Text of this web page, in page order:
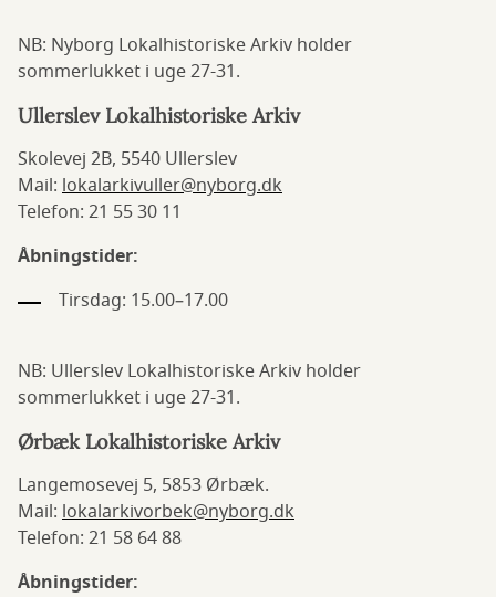
NB: Nyborg Lokalhistoriske Arkiv holder
sommerlukket i uge 27-31.
Ullerslev Lokalhistoriske Arkiv
Skolevej 2B, 5540 Ullerslev
Mail: lokalarkivuller@nyborg.dk
Telefon: 21 55 30 11
Åbningstider:
Tirsdag: 15.00–17.00
NB: Ullerslev Lokalhistoriske Arkiv holder
sommerlukket i uge 27-31.
Ørbæk Lokalhistoriske Arkiv
Langemosevej 5, 5853 Ørbæk.
Mail: lokalarkivorbek@nyborg.dk
Telefon: 21 58 64 88
Åbningstider: